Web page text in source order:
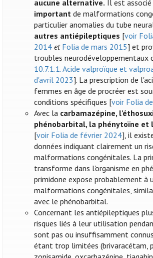
aucune alternative. Il est associé
important de malformations
particulier anomalies du tube
autres antiépileptiques [voir
2014 et Folia de mars 2015] et
troubles neurodéveloppementaux
10.7.1.1. Acide valproïque et
d'avril 2023]. La prescription de
femmes en âge de procréer est
conditions spécifiques [voir Folia
Avec la carbamazépine,
phénobarbital, la phénytoïne et
[voir Folia de février 2024], il
données indiquant clairement un
malformations congénitales. La
transforme dans l'organisme en
primidone expose probablement à
malformations congénitales,
avec le phénobarbital.
Concernant les antiépileptiques
risques liés à leur utilisation
sont pas ou insuffisamment
étant trop limitées (brivaracétam,